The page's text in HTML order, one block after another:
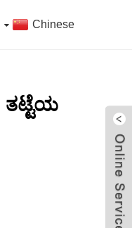
Chinese
ತಟ್ಟೆಯ